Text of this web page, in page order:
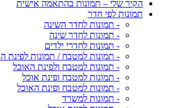
הקיר שלי – תמונות בהתאמה אישית
תמונות לפי חדר
- תמונות לחדר השינה
- תמונות לחדר שינה
- תמונות לחדרי ילדים
- תמונות למטבח / תמונות לפינת
- תמונות למטבח ולפינת האוכל
- תמונות למטבח ופינת אוכל
- תמונות למטבח ופינת האוכל
- תמונות למשרד